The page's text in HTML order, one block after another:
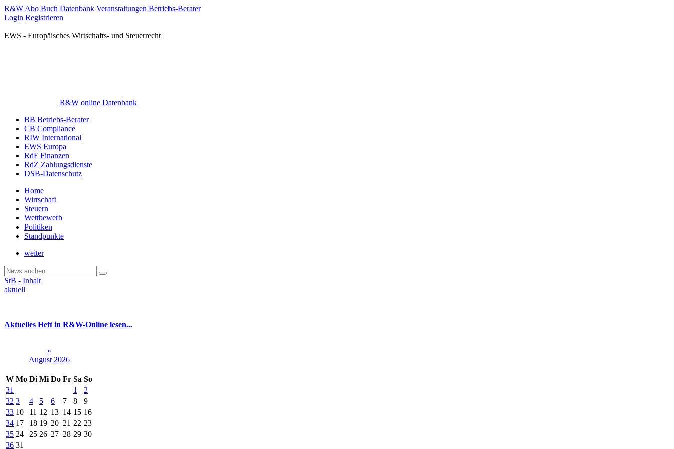
R&W Abo Buch Datenbank Veranstaltungen Betriebs-Berater
Login Registrieren
EWS - Europäisches Wirtschafts- und Steuerrecht
R&W online Datenbank
BB Betriebs-Berater
CB Compliance
RIW International
EWS Europa
RdF Finanzen
RdZ Zahlungsdienste
DSB-Datenschutz
Home
Wirtschaft
Steuern
Wettbewerb
Politiken
Standpunkte
weiter
StB - Inhalt
aktuell
Aktuelles Heft in R&W-Online lesen...
«
August 2026
W Mo Di Mi Do Fr Sa So
31
1
2
32 3 4 5 6 7 8
9
33 10 11 12 13 14 15 16
34 17 18 19 20 21 22 23
35 24 25 26 27 28 29 30
36 31